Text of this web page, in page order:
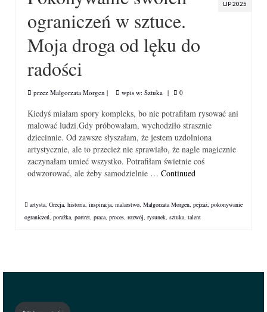
LIP 2025
ograniczeń w sztuce.
Moja droga od lęku do
radości
przez Małgorzata Morgen | wpis w: Sztuka | 0
Kiedyś miałam spory kompleks, bo nie potrafiłam rysować ani
malować ludzi.Gdy próbowałam, wychodziło strasznie
dziecinnie. Od zawsze słyszałam, że jestem uzdolniona
artystycznie, ale to przecież nie sprawiało, że nagle magicznie
zaczynałam umieć wszystko. Potrafiłam świetnie coś
odwzorować, ale żeby samodzielnie … Continued
artysta, Grecja, historia, inspiracja, malarstwo, Małgorzata Morgen, pejzaż, pokonywanie
ograniczeń, porażka, portret, praca, proces, rozwój, rysunek, sztuka, talent